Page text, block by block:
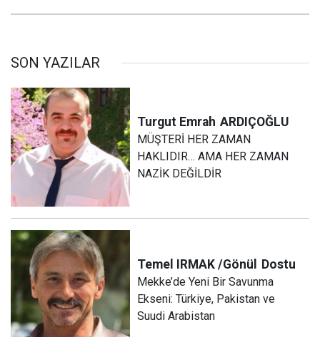
SON YAZILAR
Turgut Emrah ARDIÇOĞLU
MÜŞTERİ HER ZAMAN
HAKLIDIR… AMA HER ZAMAN
NAZİK DEĞİLDİR
Temel IRMAK /Gönül Dostu
Mekke’de Yeni Bir Savunma
Ekseni: Türkiye, Pakistan ve
Suudi Arabistan